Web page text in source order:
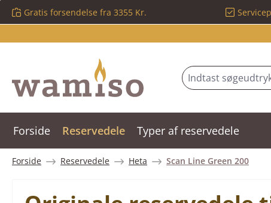
til hovedindhold
Spring til søgning
Gå til hovednavigation
Gratis forsendelse fra 3355 Kr.
Forside Reservedele Typer af reservedele
Forside Reservedele Heta Scan Line Green 200